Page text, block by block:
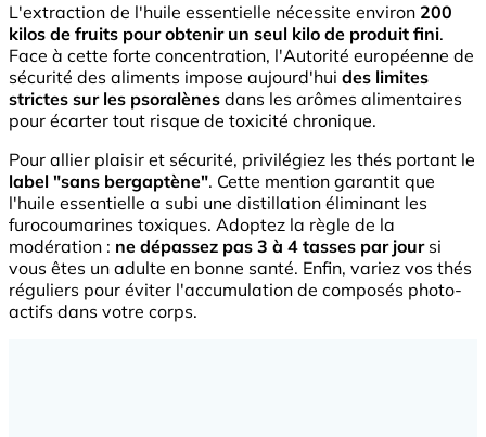
L'extraction de l'huile essentielle nécessite environ 200
kilos de fruits pour obtenir un seul kilo de produit fini.
Face à cette forte concentration, l'Autorité européenne de
sécurité des aliments impose aujourd'hui des limites
strictes sur les psoralènes dans les arômes alimentaires
pour écarter tout risque de toxicité chronique.
Pour allier plaisir et sécurité, privilégiez les thés portant le
label "sans bergaptène". Cette mention garantit que
l'huile essentielle a subi une distillation éliminant les
furocoumarines toxiques. Adoptez la règle de la
modération : ne dépassez pas 3 à 4 tasses par joursi
vous êtes un adulte en bonne santé. Enfin, variez vos thés
réguliers pour éviter l'accumulation de composés photo-
actifs dans votre corps.